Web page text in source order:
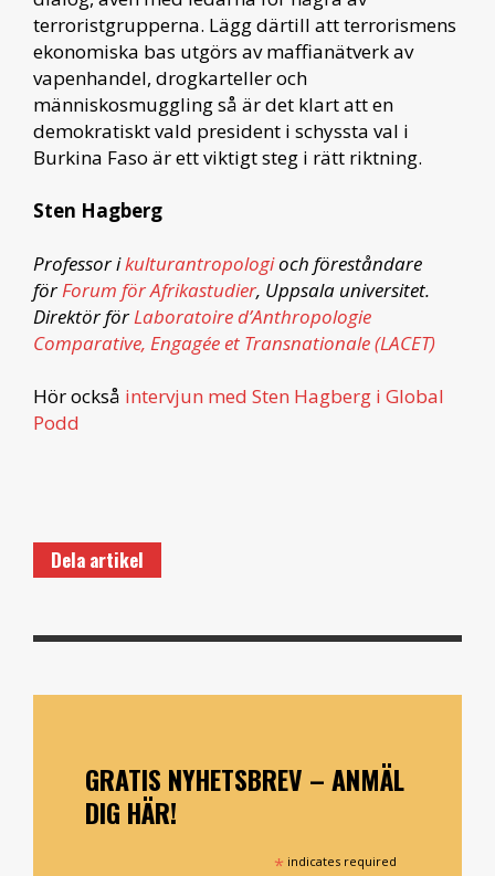
terroristgrupperna. Lägg därtill att terrorismens
ekonomiska bas utgörs av maffianätverk av
vapenhandel, drogkarteller och
människosmuggling så är det klart att en
demokratiskt vald president i schyssta val i
Burkina Faso är ett viktigt steg i rätt riktning.
Sten Hagberg
Professor ikulturantropologioch föreståndare
förForum för Afrikastudier, Uppsala universitet.
Direktör förLaboratoire d’Anthropologie
Comparative, Engagée et Transnationale (LACET)
Hör också intervjun med Sten Hagberg i Global
Podd
Dela artikel
GRATIS NYHETSBREV – ANMÄL
DIG HÄR!
* indicates required